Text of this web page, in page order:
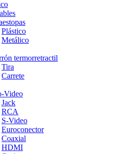
Plástico
Metálico
termorretractil
Tira
Carrete
Video
Jack
RCA
S-Video
Euroconector
Coaxial
HDMI